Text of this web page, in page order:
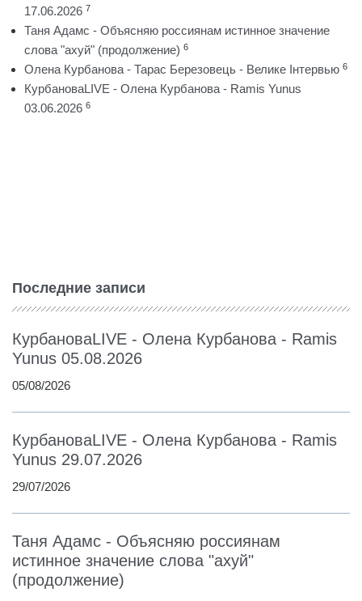
17.06.2026 7
Таня Адамс - Объясняю россиянам истинное значение
слова "ахуй" (продолжение) 6
Олена Курбанова - Тарас Березовець - Велике Інтервью 6
КурбановаLIVE - Олена Курбанова - Ramis Yunus
03.06.2026 6
Последние записи
КурбановаLIVE - Олена Курбанова - Ramis
Yunus 05.08.2026
05/08/2026
КурбановаLIVE - Олена Курбанова - Ramis
Yunus 29.07.2026
29/07/2026
Таня Адамс - Объясняю россиянам
истинное значение слова "ахуй"
(продолжение)